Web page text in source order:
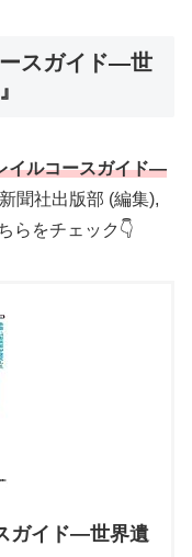
ースガイド―世
イルコースガイド―
聞社出版部 (編集),
らをチェック👇
ガイド―世界遺